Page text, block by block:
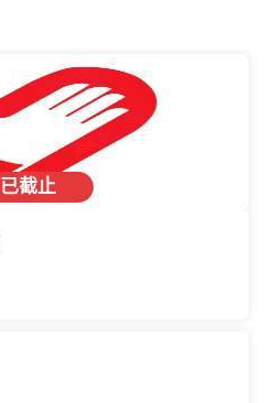
已截止